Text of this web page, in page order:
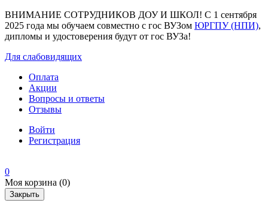
ВНИМАНИЕ СОТРУДНИКОВ ДОУ И ШКОЛ! С 1 сентября
2025 года мы обучаем совместно с гос ВУЗом ЮРГПУ (НПИ),
дипломы и удостоверения будут от гос ВУЗа!
Для слабовидящих
Оплата
Акции
Вопросы и ответы
Отзывы
Войти
Регистрация
0
Моя корзина (0)
Закрыть